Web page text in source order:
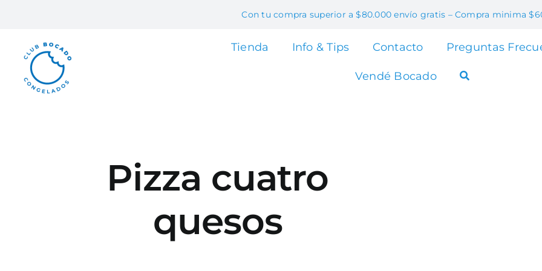
Con tu compra superior a $80.000 envío gratis – Compra minima
Tienda Info & Tips Contacto Preguntas
Vendé Bocado
Pizza cuatro
quesos